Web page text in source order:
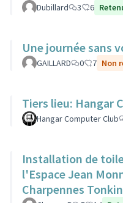
Dubillard 3 6
Une journée sans
GAILLARD 0 7 Non
Tiers lieu: Hangar
Hangar Computer Club
Installation de
l'Espace Jean
Charpennes Tonkin